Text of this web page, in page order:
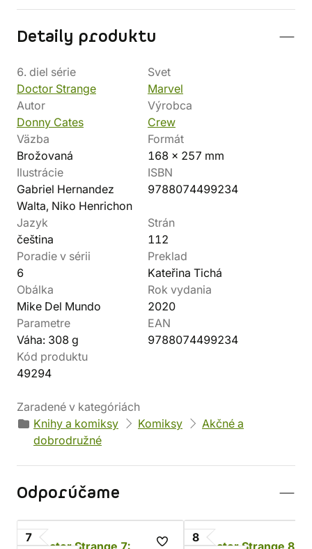
Detaily produktu
6. diel série
Doctor Strange
Svet
Marvel
Autor
Donny Cates
Výrobca
Crew
Väzba
Brožovaná
Formát
168 x 257 mm
Ilustrácie
Gabriel Hernandez
Walta, Niko Henrichon
ISBN
9788074499234
Jazyk
čeština
Strán
112
Poradie v sérii
6
Preklad
Kateřina Tichá
Obálka
Mike Del Mundo
Rok vydania
2020
Parametre
Váha: 308 g
EAN
9788074499234
Kód produktu
49294
Zaradené v kategóriách
Knihy a komiksy
Komiksy
Akčné a
dobrodružné
Odporúčame
7
Doctor Strange 7:
8
Doctor Strange 8: